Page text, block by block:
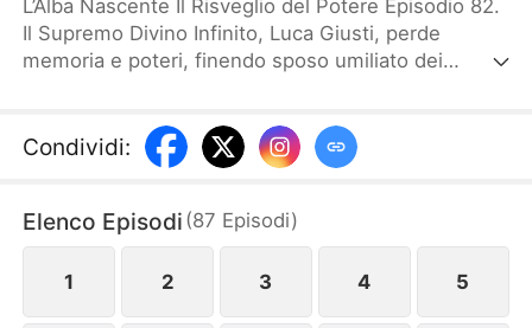
L’Alba Nascente Il Risveglio del Potere Episodio 82.
Il Supremo Divino Infinito, Luca Giusti, perde
memoria e poteri, finendo sposo umiliato dei
vera natura. Tornato in forze, affronta nemici e
rivali, mentre i suoi ex discepoli, ora potenti,
Assemblea, rivelerà chi è davvero, reclamando il
suo trono e la sua amata.
Condividi:
Elenco Episodi (87 Episodi)
1 2 3 4 5